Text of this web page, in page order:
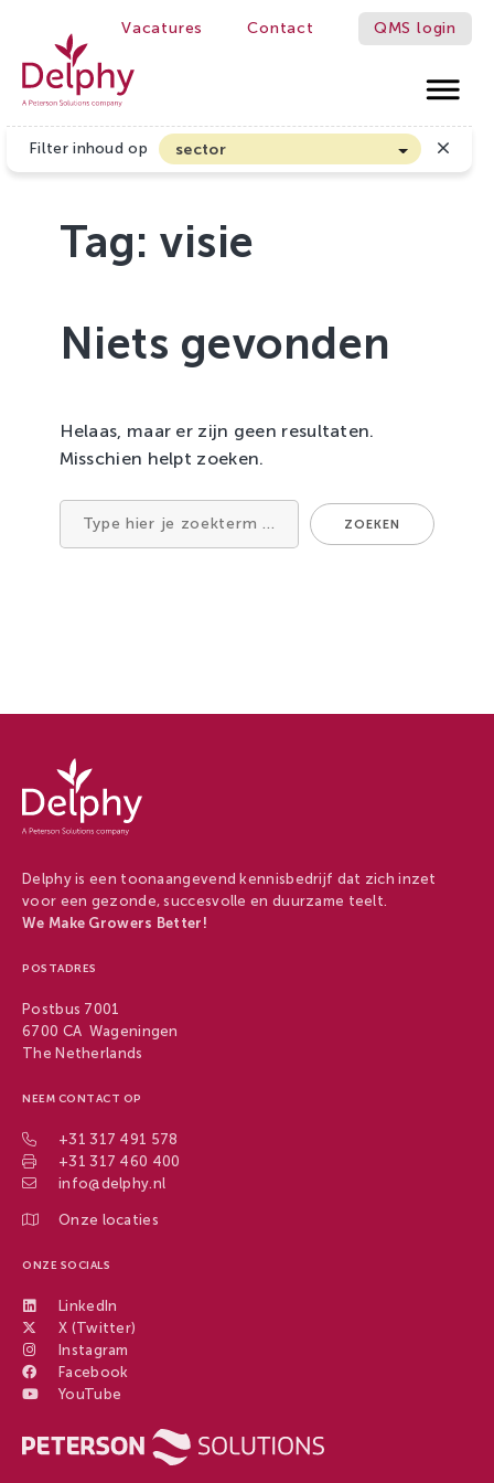
Vacatures Contact QMS login
Delphy
Filter inhoud op
sector
Biologische Land- en Tuinbouw
Bloembollen
Cannabis
Fruitteelt
Glastuinbouw
Zachtfruit
Tag:visie
Niets gevonden
Helaas, maar er zijn geen resultaten.
Misschien helpt zoeken.
Zoek
ZOEKEN
Delphy
-
Delphy
Delphy is een toonaangevend kennisbedrijf dat zich inzet
voor een gezonde, succesvolle en duurzame teelt.
We Make Growers Better!
POSTADRES
Postbus 7001
6700 CA Wageningen
The Netherlands
NEEM CONTACT OP
+31 317 491 578
+31 317 460 400
info@delphy.nl
Onze locaties
ONZE SOCIALS
LinkedIn
X (Twitter)
Instagram
Facebook
YouTube